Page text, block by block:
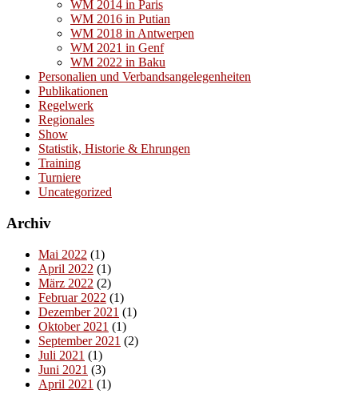
WM 2014 in Paris
WM 2016 in Putian
WM 2018 in Antwerpen
WM 2021 in Genf
WM 2022 in Baku
Personalien und Verbandsangelegenheiten
Publikationen
Regelwerk
Regionales
Show
Statistik, Historie & Ehrungen
Training
Turniere
Uncategorized
Archiv
Mai 2022 (1)
April 2022 (1)
März 2022 (2)
Februar 2022 (1)
Dezember 2021 (1)
Oktober 2021 (1)
September 2021 (2)
Juli 2021 (1)
Juni 2021 (3)
April 2021 (1)